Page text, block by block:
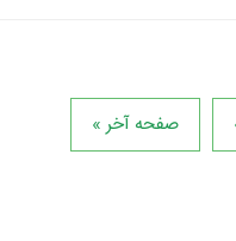
صفحه آخر »